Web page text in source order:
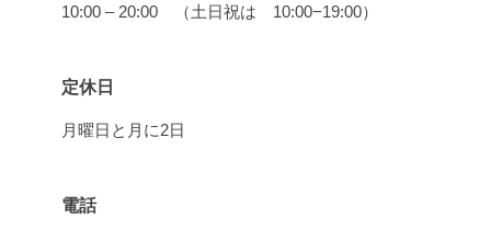
10:00 – 20:00 （土日祝は 10:00−19:00）
定休日
月曜日と月に2日
電話